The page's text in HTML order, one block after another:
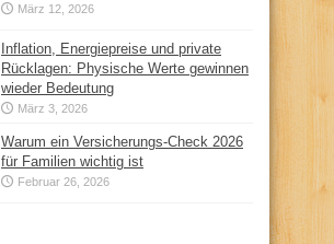
März 12, 2026
Inflation, Energiepreise und private
Rücklagen: Physische Werte gewinnen
wieder Bedeutung
März 3, 2026
Warum ein Versicherungs-Check 2026
für Familien wichtig ist
Februar 26, 2026